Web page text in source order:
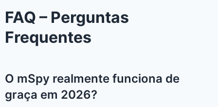
FAQ – Perguntas
Frequentes
O mSpy realmente funciona de
graça em 2026?